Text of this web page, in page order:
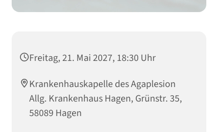
Freitag, 21. Mai 2027, 18:30 Uhr
Krankenhauskapelle des Agaplesion
Allg. Krankenhaus Hagen, Grünstr. 35,
58089 Hagen